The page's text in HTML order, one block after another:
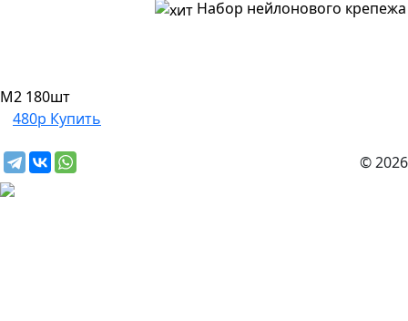
Набор нейлонового крепежа
M2 180шт
480р Купить
© 2026